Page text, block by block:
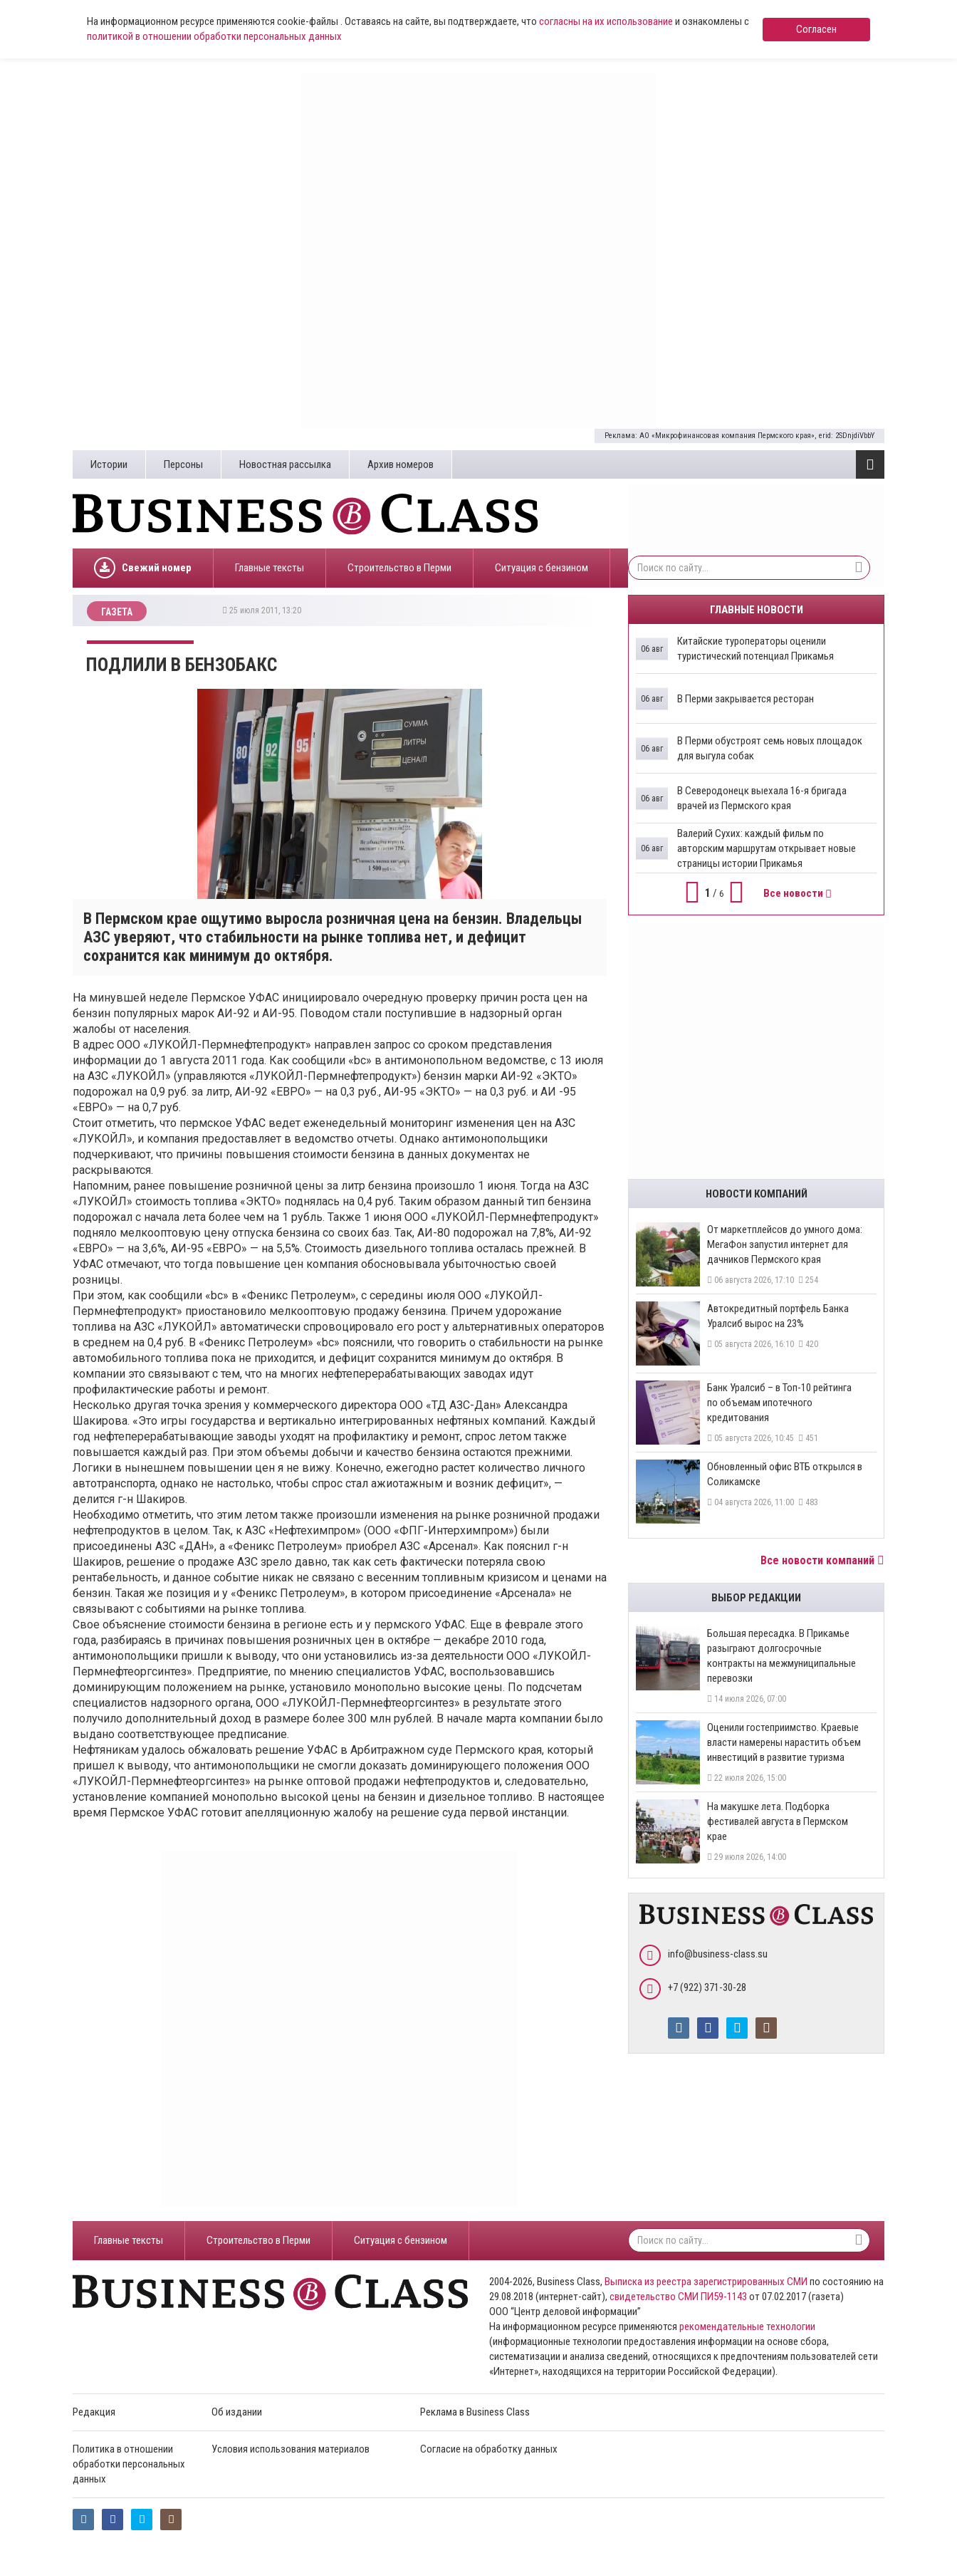
На информационном ресурсе применяются cookie-файлы . Оставаясь на сайте, вы подтверждаете, что согласны на их использование и ознакомлены с
политикой в отношении обработки персональных данных
Согласен
Реклама: АО «Микрофинансовая компания Пермского края», erid: 2SDnjdiVbbY
Истории Персоны Новостная рассылка Архив номеров
Свежий номер Главные тексты Строительство в Перми ​Ситуация с бензином
ГАЗЕТА 25 июля 2011, 13:20
ПОДЛИЛИ В БЕНЗОБАКС
В Пермском крае ощутимо выросла розничная цена на бензин. Владельцы
АЗС уверяют, что стабильности на рынке топлива нет, и дефицит
сохранится как минимум до октября.
На минувшей неделе Пермское УФАС инициировало очередную проверку причин роста цен на
бензин популярных марок АИ-92 и АИ-95. Поводом стали поступившие в надзорный орган
жалобы от населения.
В адрес ООО «ЛУКОЙЛ-Пермнефтепродукт» направлен запрос со сроком представления
информации до 1 августа 2011 года. Как сообщили «bc» в антимонопольном ведомстве, с 13 июля
на АЗС «ЛУКОЙЛ» (управляются «ЛУКОЙЛ-Пермнефтепродукт») бензин марки АИ-92 «ЭКТО»
подорожал на 0,9 руб. за литр, АИ-92 «ЕВРО» — на 0,3 руб., АИ-95 «ЭКТО» — на 0,3 руб. и АИ -95
«ЕВРО» — на 0,7 руб.
Стоит отметить, что пермское УФАС ведет еженедельный мониторинг изменения цен на АЗС
«ЛУКОЙЛ», и компания предоставляет в ведомство отчеты. Однако антимонопольщики
подчеркивают, что причины повышения стоимости бензина в данных документах не
раскрываются.
Напомним, ранее повышение розничной цены за литр бензина произошло 1 июня. Тогда на АЗС
«ЛУКОЙЛ» стоимость топлива «ЭКТО» поднялась на 0,4 руб. Таким образом данный тип бензина
подорожал с начала лета более чем на 1 рубль. Также 1 июня ООО «ЛУКОЙЛ-Пермнефтепродукт»
подняло мелкооптовую цену отпуска бензина со своих баз. Так, АИ-80 подорожал на 7,8%, АИ-92
«ЕВРО» — на 3,6%, АИ-95 «ЕВРО» — на 5,5%. Стоимость дизельного топлива осталась прежней. В
УФАС отмечают, что тогда повышение цен компания обосновывала убыточностью своей
розницы.
При этом, как сообщили «bc» в «Феникс Петролеум», с середины июля ООО «ЛУКОЙЛ-
Пермнефтепродукт» приостановило мелкооптовую продажу бензина. Причем удорожание
топлива на АЗС «ЛУКОЙЛ» автоматически спровоцировало его рост у альтернативных операторов
в среднем на 0,4 руб. В «Феникс Петролеум» «bc» пояснили, что говорить о стабильности на рынке
автомобильного топлива пока не приходится, и дефицит сохранится минимум до октября. В
компании это связывают с тем, что на многих нефтеперерабатывающих заводах идут
профилактические работы и ремонт.
Несколько другая точка зрения у коммерческого директора ООО «ТД АЗС-Дан» Александра
Шакирова. «Это игры государства и вертикально интегрированных нефтяных компаний. Каждый
год нефтеперерабатывающие заводы уходят на профилактику и ремонт, спрос летом также
повышается каждый раз. При этом объемы добычи и качество бензина остаются прежними.
Логики в нынешнем повышении цен я не вижу. Конечно, ежегодно растет количество личного
автотранспорта, однако не настолько, чтобы спрос стал ажиотажным и возник дефицит», —
делится г-н Шакиров.
Необходимо отметить, что этим летом также произошли изменения на рынке розничной продажи
нефтепродуктов в целом. Так, к АЗС «Нефтехимпром» (ООО «ФПГ-Интерхимпром») были
присоединены АЗС «ДАН», а «Феникс Петролеум» приобрел АЗС «Арсенал». Как пояснил г-н
Шакиров, решение о продаже АЗС зрело давно, так как сеть фактически потеряла свою
рентабельность, и данное событие никак не связано с весенним топливным кризисом и ценами на
бензин. Такая же позиция и у «Феникс Петролеум», в котором присоединение «Арсенала» не
связывают с событиями на рынке топлива.
Свое объяснение стоимости бензина в регионе есть и у пермского УФАС. Еще в феврале этого
года, разбираясь в причинах повышения розничных цен в октябре — декабре 2010 года,
антимонопольщики пришли к выводу, что они установились из-за деятельности ООО «ЛУКОЙЛ-
Пермнефтеоргсинтез». Предприятие, по мнению специалистов УФАС, воспользовавшись
доминирующим положением на рынке, установило монопольно высокие цены. По подсчетам
специалистов надзорного органа, ООО «ЛУКОЙЛ-Пермнефтеоргсинтез» в результате этого
получило дополнительный доход в размере более 300 млн рублей. В начале марта компании было
выдано соответствующее предписание.
Нефтяникам удалось обжаловать решение УФАС в Арбитражном суде Пермского края, который
пришел к выводу, что антимонопольщики не смогли доказать доминирующего положения ООО
«ЛУКОЙЛ-Пермнефтеоргсинтез» на рынке оптовой продажи нефтепродуктов и, следовательно,
установление компанией монопольно высокой цены на бензин и дизельное топливо. В настоящее
время Пермское УФАС готовит апелляционную жалобу на решение суда первой инстанции.
ГЛАВНЫЕ НОВОСТИ
Китайские туроператоры оценили
туристический потенциал Прикамья
06 авг
В Перми закрывается ресторан
06 авг
​В Перми обустроят семь новых площадок
для выгула собак
06 авг
В Северодонецк выехала 16-я бригада
врачей из Пермского края
06 авг
​Валерий Сухих: каждый фильм по
авторским маршрутам открывает новые
страницы истории Прикамья
06 авг
1 / 6 Все новости
НОВОСТИ КОМПАНИЙ
От маркетплейсов до умного дома:
МегаФон запустил интернет для
дачников Пермского края
06 августа 2026, 17:10 254
​Автокредитный портфель Банка
Уралсиб вырос на 23%
05 августа 2026, 16:10 420
​Банк Уралсиб – в Топ-10 рейтинга
по объемам ипотечного
кредитования
05 августа 2026, 10:45 451
​Обновленный офис ВТБ открылся в
Соликамске
04 августа 2026, 11:00 483
Все новости компаний
ВЫБОР РЕДАКЦИИ
Большая пересадка. В Прикамье
разыграют долгосрочные
контракты на межмуниципальные
перевозки
14 июля 2026, 07:00
Оценили гостеприимство. Краевые
власти намерены нарастить объем
инвестиций в развитие туризма
22 июля 2026, 15:00
На макушке лета. Подборка
фестивалей августа в Пермском
крае
29 июля 2026, 14:00
info@business-class.su
+7 (922) 371-30-28
Главные тексты Строительство в Перми ​Ситуация с бензином
2004-2026, Business Class, Выписка из реестра зарегистрированных СМИ по состоянию на
29.08.2018 (интернет-сайт), свидетельство СМИ ПИ59-1143 от 07.02.2017 (газета)
ООО “Центр деловой информации”
На информационном ресурсе применяются рекомендательные технологии
(информационные технологии предоставления информации на основе сбора,
систематизации и анализа сведений, относящихся к предпочтениям пользователей сети
«Интернет», находящихся на территории Российской Федерации).
Редакция Об издании Реклама в Business Class
Политика в отношении
обработки персональных
данных
Условия использования материалов Согласие на обработку данных